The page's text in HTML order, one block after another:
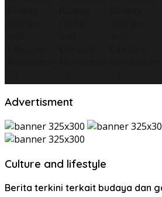
Advertisment
Culture and lifestyle
Berita terkini terkait budaya dan